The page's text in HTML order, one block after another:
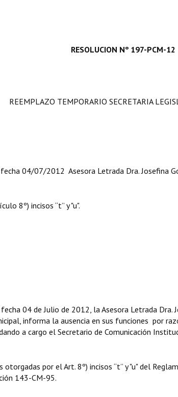
RESOLUCION Nº 197-PCM-12
TEMPORARIO SECRETARIA
04/07/2012 Asesora Letrada Dra. Josefina
8º) incisos “t” y "u".
04 de Julio de 2012, la Asesora Letrada
informa la ausencia en sus funciones por
a cargo el Secretario de Comunicación
otorgadas por el Art. 8º) incisos “t” y "u" del
143-CM-95.